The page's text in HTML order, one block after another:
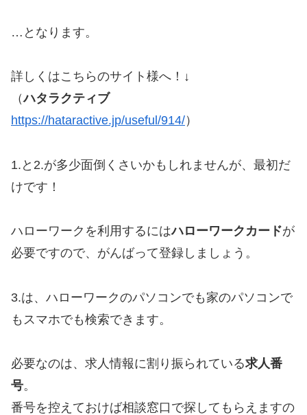
…となります。
詳しくはこちらのサイト様へ！↓
（ハタラクティブ
https://hataractive.jp/useful/914/）
1.と2.が多少面倒くさいかもしれませんが、最初だ
けです！
ハローワークを利用するにはハローワークカードが
必要ですので、がんばって登録しましょう。
3.は、ハローワークのパソコンでも家のパソコンで
もスマホでも検索できます。
必要なのは、求人情報に割り振られている求人番
号。
番号を控えておけば相談窓口で探してもらえますの